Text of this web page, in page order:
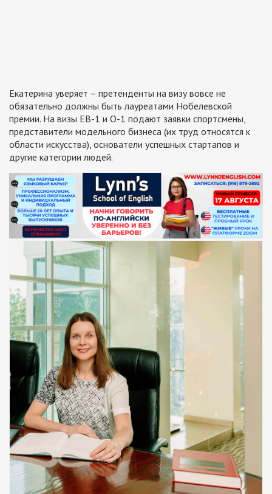
Екатерина уверяет – претенденты на визу вовсе не
обязательно должны быть лауреатами Нобелевской
премии. На визы ЕВ-1 и О-1 подают заявки спортсмены,
представители модельного бизнеса (их труд относятся к
области искусства), основатели успешных стартапов и
другие категории людей.